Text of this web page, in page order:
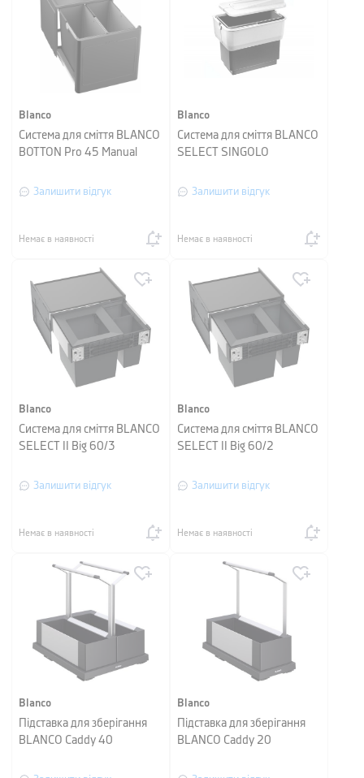
Blanco
Система для сміття BLANCO
BOTTON Pro 45 Manual
Залишити відгук
Немає в наявності
Blanco
Система для сміття BLANCO
SELECT SINGOLO
Залишити відгук
Немає в наявності
Blanco
Система для сміття BLANCO
SELECT II Big 60/3
Залишити відгук
Немає в наявності
Blanco
Система для сміття BLANCO
SELECT II Big 60/2
Залишити відгук
Немає в наявності
Blanco
Підставка для зберігання
BLANCO Caddy 40
Blanco
Підставка для зберігання
BLANCO Caddy 20